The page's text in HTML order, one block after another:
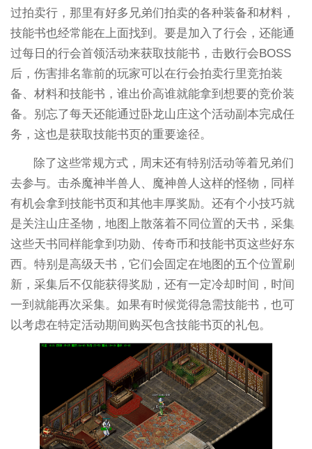
过拍卖行，那里有好多兄弟们拍卖的各种装备和材料，
技能书也经常能在上面找到。要是加入了行会，还能通
过每日的行会首领活动来获取技能书，击败行会BOSS
后，伤害排名靠前的玩家可以在行会拍卖行里竞拍装
备、材料和技能书，谁出价高谁就能拿到想要的竞价装
备。别忘了每天还能通过卧龙山庄这个活动副本完成任
务，这也是获取技能书页的重要途径。
除了这些常规方式，周末还有特别活动等着兄弟们
去参与。击杀魔神半兽人、魔神兽人这样的怪物，同样
有机会拿到技能书页和其他丰厚奖励。还有个小技巧就
是关注山庄圣物，地图上散落着不同位置的天书，采集
这些天书同样能拿到功勋、传奇币和技能书页这些好东
西。特别是高级天书，它们会固定在地图的五个位置刷
新，采集后不仅能获得奖励，还有一定冷却时间，时间
一到就能再次采集。如果有时候觉得急需技能书，也可
以考虑在特定活动期间购买包含技能书页的礼包。